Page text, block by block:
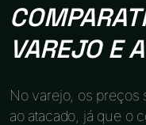
VAREJO E
No varejo, os preços
ao atacado, já que o